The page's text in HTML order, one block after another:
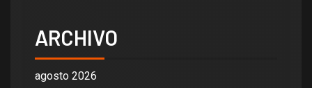
ARCHIVO
agosto 2026